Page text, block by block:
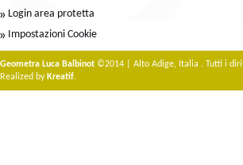
Login area protetta
Impostazioni Cookie
Geometra Luca Balbinot ©2014 | Alto Adige, Italia . Tutti i
Realized by Kreatif.